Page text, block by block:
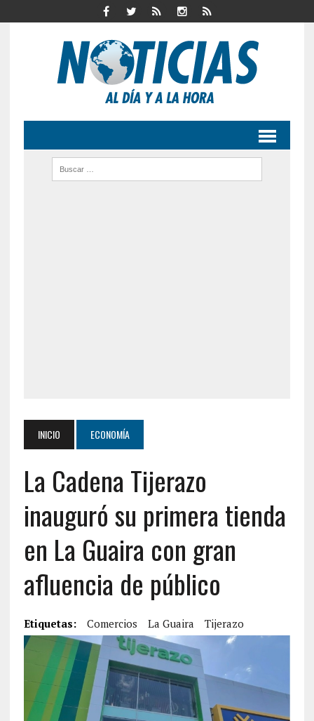
INICIO ECONOMÍA
La Cadena Tijerazo
inauguró su primera tienda
en La Guaira con gran
afluencia de público
Etiquetas: Comercios La Guaira Tijerazo